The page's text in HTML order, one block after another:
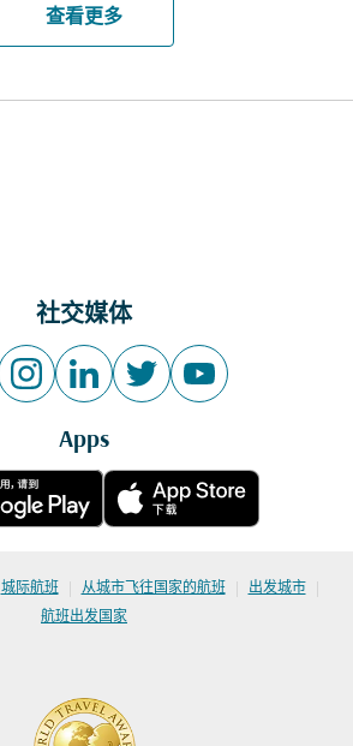
查看更多
社交媒体
Apps
城际航班 | 从城市飞往国家的航班 | 出发城市 |
航班出发国家